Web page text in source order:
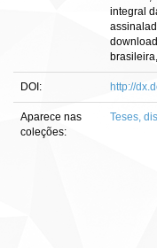
integral
DOI: http://
Aparece nas
coleções:
Teses,